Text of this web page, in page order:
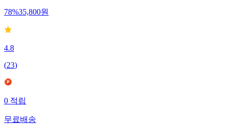
78%35,800원
4.8
(23)
0적립
무료배송